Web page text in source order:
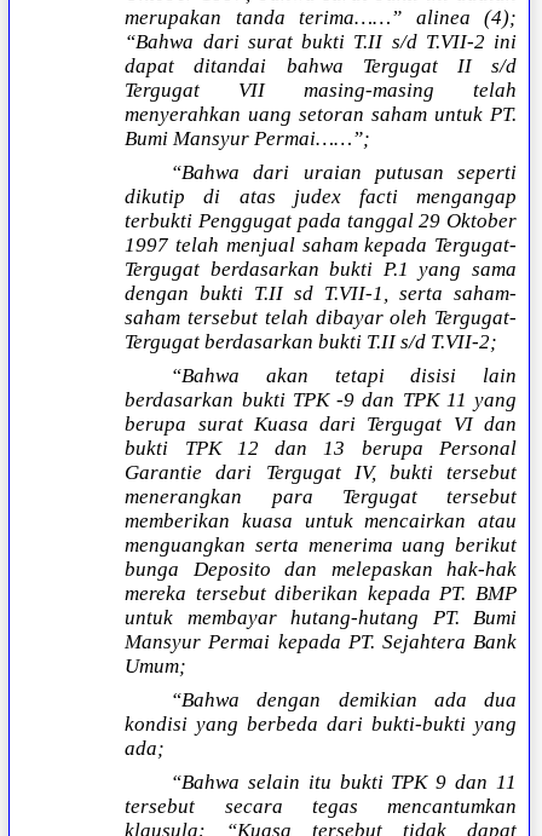
merupakan tanda terima……” alinea (4);
“Bahwa dari surat bukti T.II s/d T.VII-2 ini
dapat ditandai bahwa Tergugat II s/d
Tergugat VII masing-masing telah
menyerahkan uang setoran saham untuk PT.
Bumi Mansyur Permai……”;
“Bahwa dari uraian putusan seperti
dikutip di atas judex facti mengangap
terbukti Penggugat pada tanggal 29 Oktober
1997 telah menjual saham kepada Tergugat-
Tergugat berdasarkan bukti P.1 yang sama
dengan bukti T.II sd T.VII-1, serta saham-
saham tersebut telah dibayar oleh Tergugat-
Tergugat berdasarkan bukti T.II s/d T.VII-2;
“Bahwa akan tetapi disisi lain
berdasarkan bukti TPK -9 dan TPK 11 yang
berupa surat Kuasa dari Tergugat VI dan
bukti TPK 12 dan 13 berupa Personal
Garantie dari Tergugat IV, bukti tersebut
menerangkan para Tergugat tersebut
memberikan kuasa untuk mencairkan atau
menguangkan serta menerima uang berikut
bunga Deposito dan melepaskan hak-hak
mereka tersebut diberikan kepada PT. BMP
untuk membayar hutang-hutang PT. Bumi
Mansyur Permai kepada PT. Sejahtera Bank
Umum;
“Bahwa dengan demikian ada dua
kondisi yang berbeda dari bukti-bukti yang
ada;
“Bahwa selain itu bukti TPK 9 dan 11
tersebut secara tegas mencantumkan
klausula: “Kuasa tersebut tidak dapat